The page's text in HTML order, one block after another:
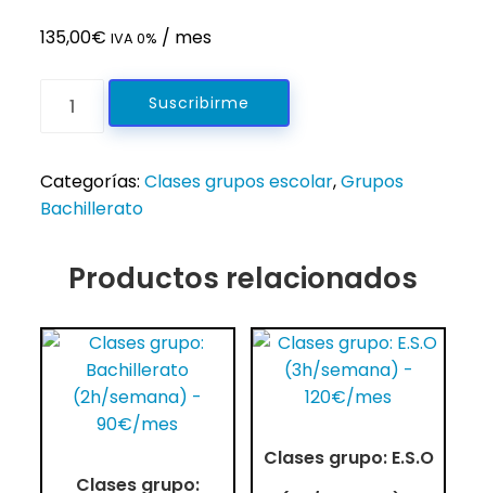
135,00€ IVA 0% / mes
grupo:
(3h/semana)
-
Suscribirme
Categorías:Clases grupos escolar,Grupos
Bachillerato
Productos relacionados
Clases grupo:
Clases grupo: E.S.O